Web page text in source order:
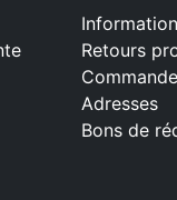
Retours
Adresses
Bons de